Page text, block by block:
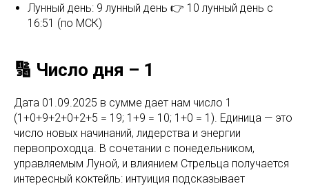
Лунный день: 9 лунный день 👉 10 лунный день c
16:51 (по МСК)
🔢 Число дня – 1
Дата 01.09.2025 в сумме дает нам число 1
(1+0+9+2+0+2+5 = 19; 1+9 = 10; 1+0 = 1). Единица — это
число новых начинаний, лидерства и энергии
первопроходца. В сочетании с понедельником,
управляемым Луной, и влиянием Стрельца получается
интересный коктейль: интуиция подсказывает